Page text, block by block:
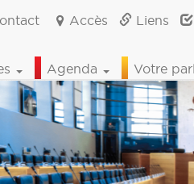
Accès Liens
Agenda Votre